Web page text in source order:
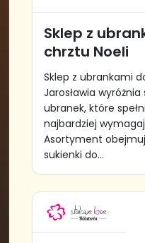
Sklep z
chrztu Noeli
Sklep z ubrankami
Jarosławia
ubranek, które
najbardziej
Asortyment
sukienki do...